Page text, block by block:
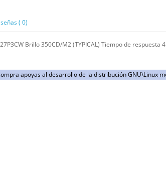
( 0)
Brillo 350CD/M2 (TYPICAL) Tiempo de respuesta
apoyas al desarrollo de la distribución GNU\Linux